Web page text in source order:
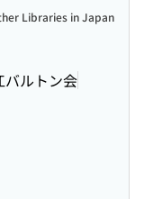
バルトン会
Libraries in Japan